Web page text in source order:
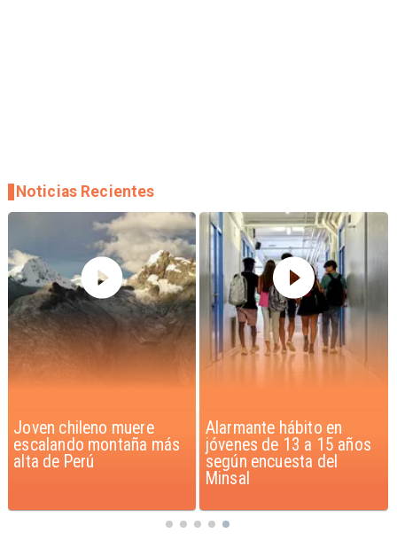
Joven chileno muere
escalando montaña más
alta de Perú
Alarmante hábito en
jóvenes de 13 a 15 años
según encuesta del
Minsal
Noticias Recientes